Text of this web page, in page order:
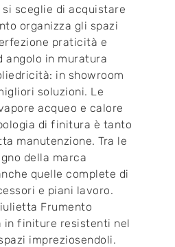
sceglie di acquistare
organizza gli spazi
praticità e
angolo in muratura
in showroom
soluzioni. Le
acqueo e calore
di finitura è tanto
manutenzione. Tra le
della marca
quelle complete di
e piani lavoro.
Frumento
in finiture resistenti nel
impreziosendoli.